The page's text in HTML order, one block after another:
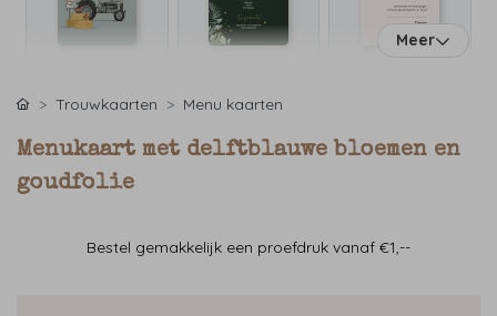
Meer
Trouwkaarten Menu kaarten
Menukaart met delftblauwe bloemen en
goudfolie
Bestel gemakkelijk een proefdruk vanaf €1,--